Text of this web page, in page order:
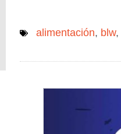
alimentación, blw,